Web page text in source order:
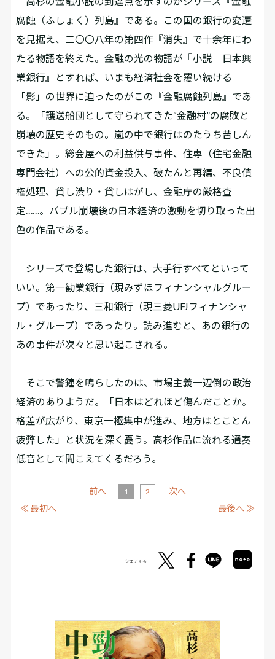
腐蝕（ふしょく）列島』である。この国の銀行の変遷
を見据え、二〇〇八年の第四作『消失』で十余年にわ
たる物語を終えた。金融の光の物語が『小説 日本興
業銀行』とすれば、いまも経済社会を覆い続ける
「影」の世界に迫ったのがこの『金融腐蝕列島』であ
る。「護送船団として守られてきた“金融村”の腐敗と
崩壊の歴史そのもの。嵐の中で銀行はのたうち苦しん
できた」。総会屋への利益供与事件、住専（住宅金融
専門会社）への公的資金投入、破たんと再編、不良債
権処理、貸し渋り・貸しはがし、金融庁の厳格査
定……。バブル崩壊後の日本経済の激動を切り取った出
色の作品である。
シリーズで登場した銀行は、大手行すべてといって
いい。第一勧業銀行（現みずほフィナンシャルグルー
プ）であったり、三和銀行（現三菱UFJフィナンシャ
ル・グループ）であったり。読み進むと、あの銀行の
あの事件が次々と思い起こされる。
そこで警鐘を鳴らしたのは、市場主義一辺倒の政治
経済のありようだ。「日本はどれほど傷んだことか。
格差が広がり、東京一極集中が進み、地方はとことん
疲弊した」と状況を深く憂う。高杉作品に流れる通奏
低音として聞こえてくるだろう。
≪ 最初へ
前へ 1 2
次へ
最後へ ≫
シェアする